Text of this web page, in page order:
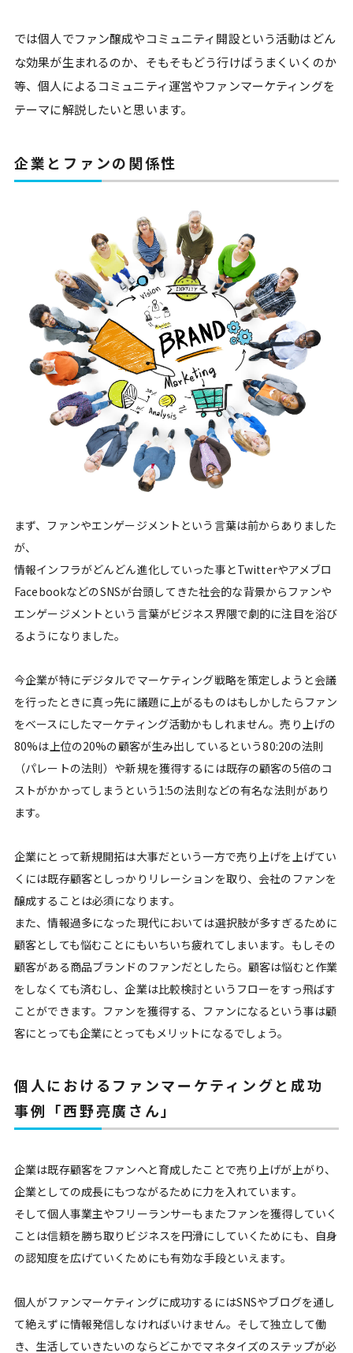
では個人でファン醸成やコミュニティ開設という活動はどん
な効果が生まれるのか、そもそもどう行けばうまくいくのか
等、個人によるコミュニティ運営やファンマーケティングを
テーマに解説したいと思います。
企業とファンの関係性
まず、ファンやエンゲージメントという言葉は前からありました
が、
情報インフラがどんどん進化していった事とTwitterやアメブロ
FacebookなどのSNSが台頭してきた社会的な背景からファンや
エンゲージメントという言葉がビジネス界隈で劇的に注目を浴び
るようになりました。
今企業が特にデジタルでマーケティング戦略を策定しようと会議
を行ったときに真っ先に議題に上がるものはもしかしたらファン
をベースにしたマーケティング活動かもしれません。売り上げの
80%は上位の20%の顧客が生み出しているという80:20の法則
（パレートの法則）や新規を獲得するには既存の顧客の5倍のコ
ストがかかってしまうという1:5の法則などの有名な法則があり
ます。
企業にとって新規開拓は大事だという一方で売り上げを上げてい
くには既存顧客としっかりリレーションを取り、会社のファンを
醸成することは必須になります。
また、情報過多になった現代においては選択肢が多すぎるために
顧客としても悩むことにもいちいち疲れてしまいます。もしその
顧客がある商品ブランドのファンだとしたら。顧客は悩むと作業
をしなくても済むし、企業は比較検討というフローをすっ飛ばす
ことができます。ファンを獲得する、ファンになるという事は顧
客にとっても企業にとってもメリットになるでしょう。
個人におけるファンマーケティングと成功
事例「西野亮廣さん」
企業は既存顧客をファンへと育成したことで売り上げが上がり、
企業としての成長にもつながるために力を入れています。
そして個人事業主やフリーランサーもまたファンを獲得していく
ことは信頼を勝ち取りビジネスを円滑にしていくためにも、自身
の認知度を広げていくためにも有効な手段といえます。
個人がファンマーケティングに成功するにはSNSやブログを通し
て絶えずに情報発信しなければいけません。そして独立して働
き、生活していきたいのならどこかでマネタイズのステップが必